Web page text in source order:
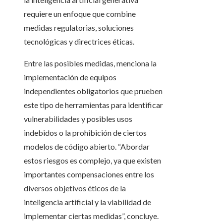
requiere un enfoque que combine
medidas regulatorias, soluciones
tecnológicas y directrices éticas.
Entre las posibles medidas, menciona la
implementación de equipos
independientes obligatorios que prueben
este tipo de herramientas para identificar
vulnerabilidades y posibles usos
indebidos o la prohibición de ciertos
modelos de código abierto. “Abordar
estos riesgos es complejo, ya que existen
importantes compensaciones entre los
diversos objetivos éticos de la
inteligencia artificial y la viabilidad de
implementar ciertas medidas”, concluye.